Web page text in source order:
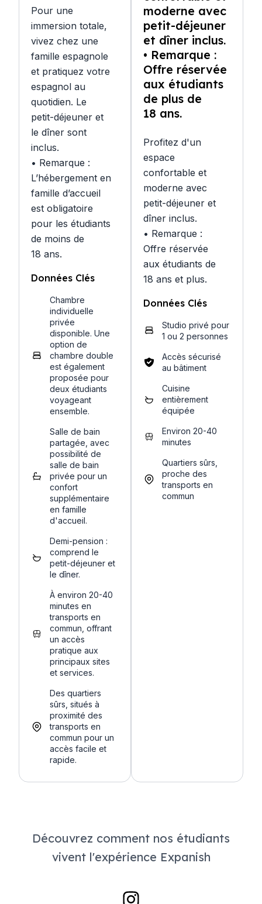
Pour une
immersion totale,
vivez chez une
famille espagnole
et pratiquez votre
espagnol au
quotidien. Le
petit-déjeuner et
le dîner sont
inclus.
• Remarque :
L’hébergement en
famille d’accueil
est obligatoire
pour les étudiants
de moins de
18 ans.
Données Clés
Chambre
individuelle
privée
disponible. Une
option de
chambre double
est également
proposée pour
deux étudiants
voyageant
ensemble.
Salle de bain
partagée, avec
possibilité de
salle de bain
privée pour un
confort
supplémentaire
en famille
d'accueil.
Demi-pension :
comprend le
petit-déjeuner et
le dîner.
À environ 20-40
minutes en
transports en
commun, offrant
un accès
pratique aux
principaux sites
et services.
Des quartiers
sûrs, situés à
proximité des
transports en
commun pour un
accès facile et
rapide.
moderne avec
petit-déjeuner
et dîner inclus.
• Remarque :
Offre réservée
aux étudiants
de plus de
18 ans.
Profitez d'un
espace
confortable et
moderne avec
petit-déjeuner et
dîner inclus.
• Remarque :
Offre réservée
aux étudiants de
18 ans et plus.
Données Clés
Studio privé pour
1 ou 2 personnes
Accès sécurisé
au bâtiment
Cuisine
entièrement
équipée
Environ 20-40
minutes
Quartiers sûrs,
proche des
transports en
commun
Découvrez comment nos étudiants
vivent l'expérience Expanish